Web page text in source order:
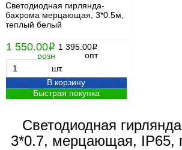
Светодиодная гирлянда-
бахрома мерцающая, 3*0.5м,
теплый белый
1 550.00i
розн
1 395.00i
опт
шт.
В корзину
Быстрая покупка
Светодиодная
3*0.7, мерцающая, IP65,